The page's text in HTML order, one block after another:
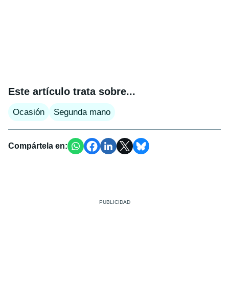
Este artículo trata sobre...
Ocasión Segunda mano
Compártela en: